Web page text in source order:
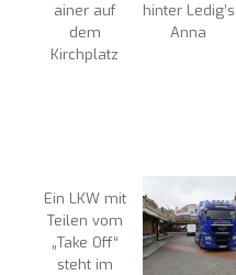
ainer auf
dem
Kirchplatz
hinter Ledig’s
Anna
Ein LKW mit
Teilen vom
„Take Off“
steht im